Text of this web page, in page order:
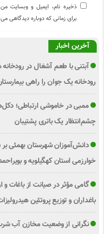
ذخیره نام، ایمیل و وبسایت
برای زمانی که دوباره دیدگاهی
آخرین اخبار
آبتنی با طعم آشغال در
رودخانه یک جوان را راهی
ممبی در خاموشی ارتباطی؛
چشم‌انتظار یک باتری پشتیبان
دانش‌آموزان شهرستان بهمئی
خوارزمی استان کهگیلویه و
گامی مؤثر در صیانت از
باغداران و توزیع پروتئین
نگرانی از وضعیت مخازن آب